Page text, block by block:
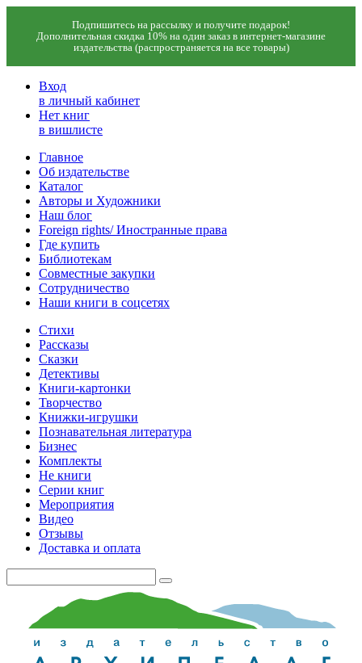
Подпишитесь на рассылку и получите подарок!
Дополнительная скидка 10% на один заказ в интернет-магазине
издательства (распространяется на все товары)
Вход
в личный кабинет
Нет книг
в вишлисте
Главное
Об издательстве
Каталог
Авторы и Художники
Наш блог
Foreign rights/ Иностранные права
Где купить
Библиотекам
Совместные закупки
Сотрудничество
Наши книги в соцсетях
Стихи
Рассказы
Сказки
Детективы
Книги-картонки
Творчество
Книжки-игрушки
Познавательная литература
Бизнес
Комплекты
Не книги
Серии книг
Мероприятия
Видео
Отзывы
Доставка и оплата